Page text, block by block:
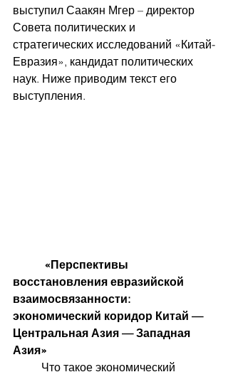
выступил Саакян Мгер – директор
Совета политических и
стратегических исследований «Китай-
Евразия», кандидат политических
наук. Ниже приводим текст его
выступления.
восстановления евразийской
взаимосвязанности:
экономический коридор Китай —
Центральная Азия — Западная
Азия»